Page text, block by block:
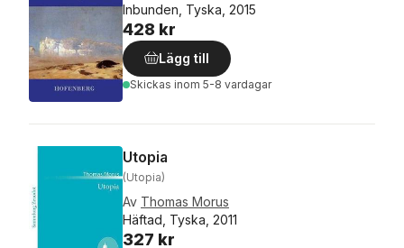
Inbunden, Tyska, 2015
428 kr
Lägg till
Skickas inom 5-8 vardagar
Utopia
(Utopia)
Av Thomas Morus
Häftad, Tyska, 2011
327 kr